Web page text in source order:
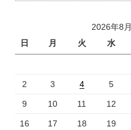
2026年8月
日
月 火 水
2 3 4 5
9 10 11 12
16 17 18 19